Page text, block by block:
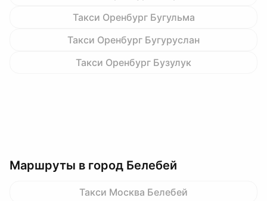
Такси Оренбург Бугульма
Такси Оренбург Бугуруслан
Такси Оренбург Бузулук
Маршруты в город Белебей
Такси Москва Белебей